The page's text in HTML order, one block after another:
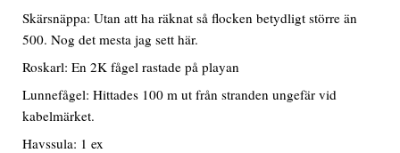
Skärsnäppa: Utan att ha räknat så flocken betydligt större än
500. Nog det mesta jag sett här.
Roskarl: En 2K fågel rastade på playan
Lunnefågel: Hittades 100 m ut från stranden ungefär vid
kabelmärket.
Havssula: 1 ex